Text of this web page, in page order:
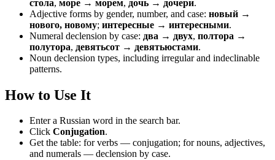
стола, море → морем, дочь → дочери.
Adjective forms by gender, number, and case: новый →
нового, новому; интересные → интересными.
Numeral declension by case: два → двух, полтора →
полутора, девятьсот → девятьюстами.
Noun declension types, including irregular and indeclinable
patterns.
How to Use It
Enter a Russian word in the search bar.
Click Conjugation.
Get the table: for verbs — conjugation; for nouns, adjectives,
and numerals — declension by case.